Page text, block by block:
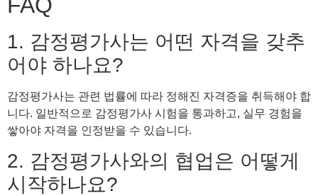
1. 감정평가사는 어떤 자격을 갖추
어야 하나요?
감정평가사는 관련 법률에 따라 정해진 자격증을 취득해야 합
니다. 일반적으로 감정평가사 시험을 통과하고, 실무 경험을
쌓아야 자격을 인정받을 수 있습니다.
2. 감정평가사와의 협업은 어떻게
시작하나요?